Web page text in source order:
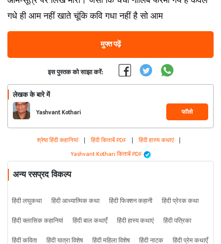
गधे ही आम नहीं खाते चूंकि कवि गधा नहीं है सो आम
मुफ्त पढ़ें
इस पुस्तक को साझा करें:
लेखक के बारे में
Yashvant Kothari फॉलो
श्रेष्ठ हिंदी कहानियां | हिंदी किताबें PDF | हिंदी हास्य कथाएं |
Yashvant Kothari किताबें PDF
अन्य रसप्रद विकल्प
हिंदी लघुकथा हिंदी आध्यात्मिक कथा हिंदी फिक्शन कहानी
हिंदी प्रेरक कथा
हिंदी क्लासिक कहानियां
हिंदी बाल कथाएँ हिंदी हास्य कथाएं
हिंदी पत्रिका
हिंदी कविता
हिंदी यात्रा विशेष हिंदी महिला विशेष हिंदी नाटक हिंदी प्रेम कथाएँ